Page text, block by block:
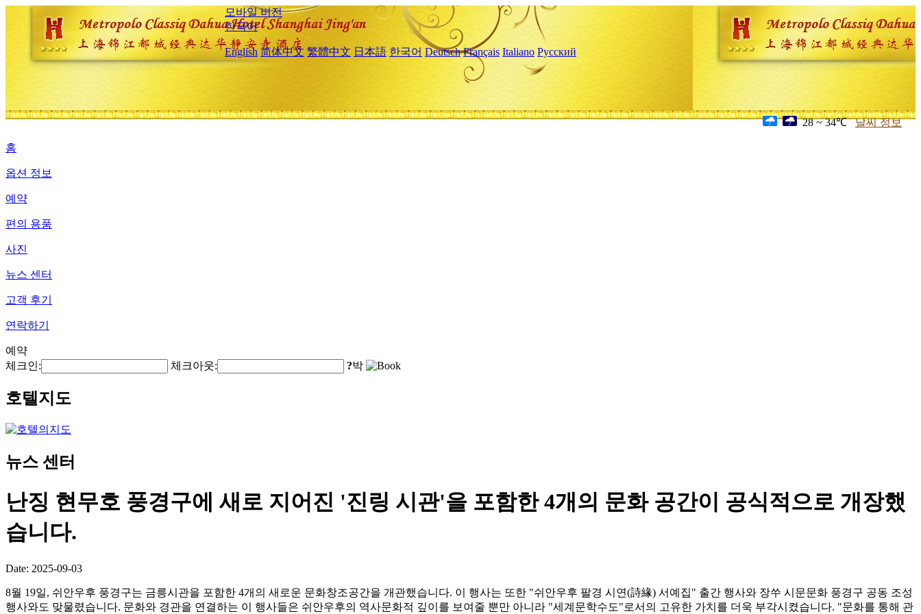
모바일 버전
한국어
English 简体中文 繁體中文 日本語 한국어 Deutsch Français Italiano Русский
28 ~ 34℃ 날씨 정보
홈
옵션 정보
예약
편의 용품
사진
뉴스 센터
고객 후기
연락하기
예약
체크인:
체크아웃: ?박
호텔지도
뉴스 센터
난징 현무호 풍경구에 새로 지어진 '진링 시관'을 포함한 4개의 문화 공간이 공식적으로 개장했
습니다.
Date: 2025-09-03
8월 19일, 쉬안우후 풍경구는 금릉시관을 포함한 4개의 새로운 문화창조공간을 개관했습니다. 이 행사는 또한 "쉬안우후 팔경 시연(詩緣) 서예집" 출간 행사와 장쑤 시문문화 풍경구 공동 조성
행사와도 맞물렸습니다. 문화와 경관을 연결하는 이 행사들은 쉬안우후의 역사문화적 깊이를 보여줄 뿐만 아니라 "세계문학수도"로서의 고유한 가치를 더욱 부각시켰습니다. "문화를 통해 관